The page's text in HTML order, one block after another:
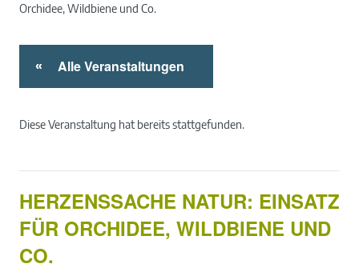
Orchidee, Wildbiene und Co.
« Alle Veranstaltungen
Diese Veranstaltung hat bereits stattgefunden.
HERZENSSACHE NATUR: EINSATZ
FÜR ORCHIDEE, WILDBIENE UND
CO.